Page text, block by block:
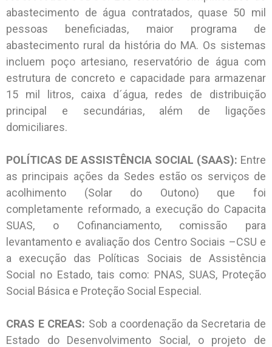
abastecimento de água contratados, quase 50 mil
pessoas beneficiadas, maior programa de
abastecimento rural da história do MA. Os sistemas
incluem poço artesiano, reservatório de água com
estrutura de concreto e capacidade para armazenar
15 mil litros, caixa d´água, redes de distribuição
principal e secundárias, além de ligações
domiciliares.
POLÍTICAS DE ASSISTÊNCIA SOCIAL (SAAS): Entre
as principais ações da Sedes estão os serviços de
acolhimento (Solar do Outono) que foi
completamente reformado, a execução do Capacita
SUAS, o Cofinanciamento, comissão para
levantamento e avaliação dos Centro Sociais –CSU e
a execução das Políticas Sociais de Assistência
Social no Estado, tais como: PNAS, SUAS, Proteção
Social Básica e Proteção Social Especial.
CRAS E CREAS: Sob a coordenação da Secretaria de
Estado do Desenvolvimento Social, o projeto de